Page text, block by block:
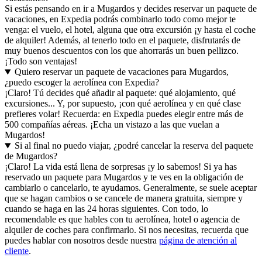
Si estás pensando en ir a Mugardos y decides reservar un paquete de
vacaciones, en Expedia podrás combinarlo todo como mejor te
venga: el vuelo, el hotel, alguna que otra excursión ¡y hasta el coche
de alquiler! Además, al tenerlo todo en el paquete, disfrutarás de
muy buenos descuentos con los que ahorrarás un buen pellizco.
¡Todo son ventajas!
Quiero reservar un paquete de vacaciones para Mugardos,
¿puedo escoger la aerolínea con Expedia?
¡Claro! Tú decides qué añadir al paquete: qué alojamiento, qué
excursiones... Y, por supuesto, ¡con qué aerolínea y en qué clase
prefieres volar! Recuerda: en Expedia puedes elegir entre más de
500 compañías aéreas. ¡Echa un vistazo a las que vuelan a
Mugardos!
Si al final no puedo viajar, ¿podré cancelar la reserva del paquete
de Mugardos?
¡Claro! La vida está llena de sorpresas ¡y lo sabemos! Si ya has
reservado un paquete para Mugardos y te ves en la obligación de
cambiarlo o cancelarlo, te ayudamos. Generalmente, se suele aceptar
que se hagan cambios o se cancele de manera gratuita, siempre y
cuando se haga en las 24 horas siguientes. Con todo, lo
recomendable es que hables con tu aerolínea, hotel o agencia de
alquiler de coches para confirmarlo. Si nos necesitas, recuerda que
puedes hablar con nosotros desde nuestra página de atención al
cliente.